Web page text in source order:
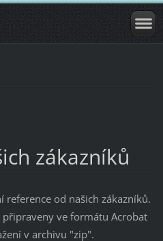
zákazníků
reference od našich zákazníků.
připraveny ve formátu Acrobat
v archivu "zip".